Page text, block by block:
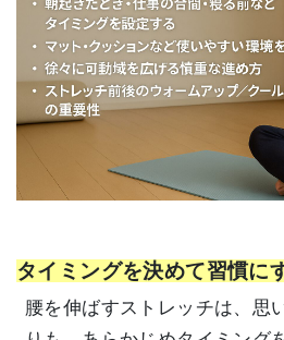
タイミングを決めて習慣に
腰を伸ばすストレッチは、思